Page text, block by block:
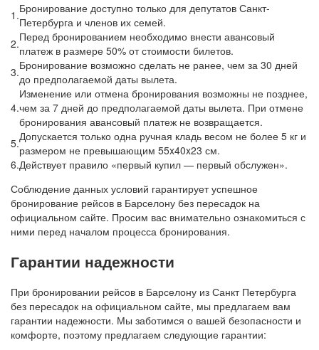
1.Бронирование доступно только для депутатов Санкт-
Петербурга и членов их семей.
2.Перед бронированием необходимо внести авансовый
платеж в размере 50% от стоимости билетов.
3.Бронирование возможно сделать не ранее, чем за 30 дней
до предполагаемой даты вылета.
4.
Изменение или отмена бронирования возможны не позднее,
чем за 7 дней до предполагаемой даты вылета. При отмене
бронирования авансовый платеж не возвращается.
5.Допускается только одна ручная кладь весом не более 5 кг и
размером не превышающим 55x40x23 см.
6.Действует правило «первый купил — первый обслужен».
Соблюдение данных условий гарантирует успешное
бронирование рейсов в Барселону без пересадок на
официальном сайте. Просим вас внимательно ознакомиться с
ними перед началом процесса бронирования.
Гарантии надежности
При бронировании рейсов в Барселону из Санкт Петербурга
без пересадок на официальном сайте, мы предлагаем вам
гарантии надежности. Мы заботимся о вашей безопасности и
комфорте, поэтому предлагаем следующие гарантии: